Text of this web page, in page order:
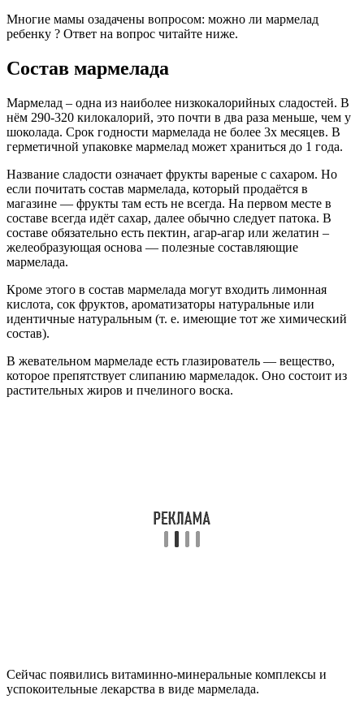
Многие мамы озадачены вопросом: можно ли мармелад
ребенку ? Ответ на вопрос читайте ниже.
Состав мармелада
Мармелад – одна из наиболее низкокалорийных сладостей. В
нём 290-320 килокалорий, это почти в два раза меньше, чем у
шоколада. Срок годности мармелада не более 3х месяцев. В
герметичной упаковке мармелад может храниться до 1 года.
Название сладости означает фрукты вареные с сахаром. Но
если почитать состав мармелада, который продаётся в
магазине — фрукты там есть не всегда. На первом месте в
составе всегда идёт сахар, далее обычно следует патока. В
составе обязательно есть пектин, агар-агар или желатин –
желеобразующая основа — полезные составляющие
мармелада.
Кроме этого в состав мармелада могут входить лимонная
кислота, сок фруктов, ароматизаторы натуральные или
идентичные натуральным (т. е. имеющие тот же химический
состав).
В жевательном мармеладе есть глазирователь — вещество,
которое препятствует слипанию мармеладок. Оно состоит из
растительных жиров и пчелиного воска.
Сейчас появились витаминно-минеральные комплексы и
успокоительные лекарства в виде мармелада.